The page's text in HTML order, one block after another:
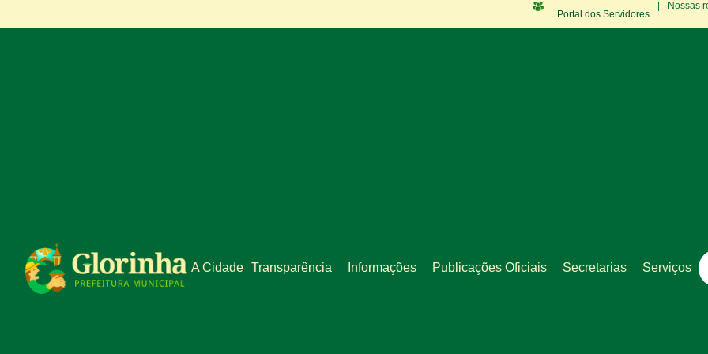
Portal dos Servidores
Nossas
A Cidade Transparência Informações Publicações Oficiais Secretarias Serviços